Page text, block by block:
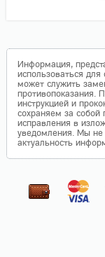
Информация,
использоваться для
может служить
противопоказания.
инструкцией и
сохраняем за
исправления в
уведомления. Мы не
актуальность